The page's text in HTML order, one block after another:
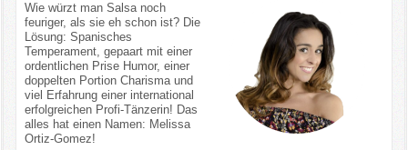
Wie würzt man Salsa noch
feuriger, als sie eh schon ist? Die
Lösung: Spanisches
Temperament, gepaart mit einer
ordentlichen Prise Humor, einer
doppelten Portion Charisma und
viel Erfahrung einer international
erfolgreichen Profi-Tänzerin! Das
alles hat einen Namen: Melissa
Ortiz-Gomez!